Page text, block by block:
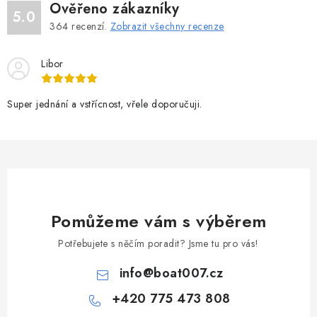
5.0 Ověřeno zákazníky
364 recenzí. Zobrazit všechny recenze
Libor
Super jednání a vstřícnost, vřele doporučuji.
Pomůžeme vám s výběrem
Potřebujete s něčím poradit? Jsme tu pro vás!
info@boat007.cz
+420 775 473 808